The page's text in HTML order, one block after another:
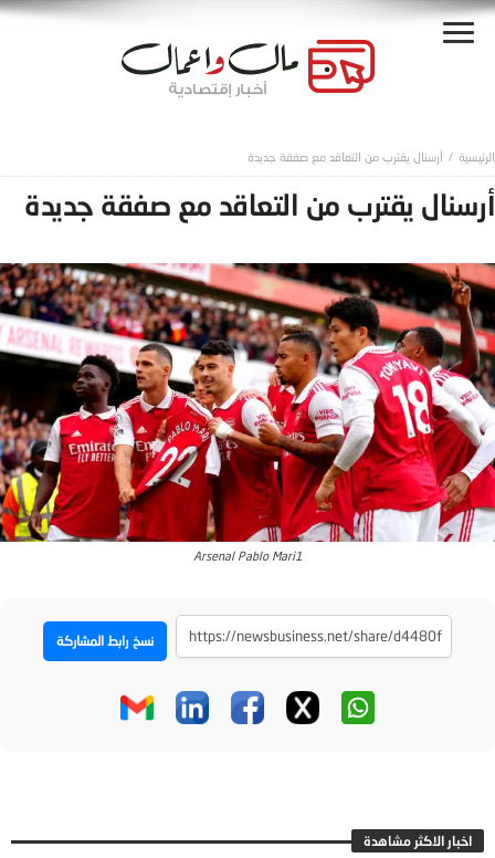
أرسنال يقترب من التعاقد مع صفقة جديدة
أرسنال يقترب من التعاقد مع صفقة جديدة
Arsenal Pablo Mari1
نسخ رابط المشاركة
اخبار الاكثر مشاهدة